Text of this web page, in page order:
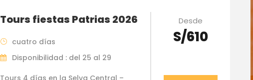
Tours fiestas Patrias 2026
cuatro días
Disponibilidad : del 25 al 29
Tours 4 días en la Selva Central –
Desde
S/610